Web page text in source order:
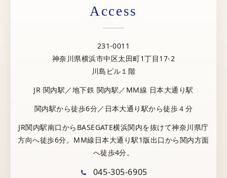
Access
231-0011
神奈川県横浜市中区太田町1丁目17-2
川島ビル１階
JR 関内駅／地下鉄 関内駅／MM線 日本大通り駅
関内駅から徒歩6分／日本大通り駅から徒歩４分
JR関内駅南口からBASEGATE横浜関内を抜けて神奈川県庁
方向へ徒歩6分。MM線日本大通り駅1版出口から関内方面
へ徒歩4分。
045-305-6905